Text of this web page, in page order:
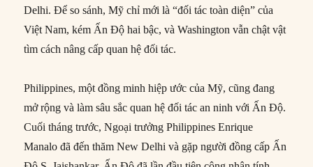
Delhi. Để so sánh, Mỹ chỉ mới là “đối tác toàn diện” của
Việt Nam, kém Ấn Độ hai bậc, và Washington vẫn chật vật
tìm cách nâng cấp quan hệ đối tác.
Philippines, một đồng minh hiệp ước của Mỹ, cũng đang
mở rộng và làm sâu sắc quan hệ đối tác an ninh với Ấn Độ.
Cuối tháng trước, Ngoại trưởng Philippines Enrique
Manalo đã đến thăm New Delhi và gặp người đồng cấp Ấn